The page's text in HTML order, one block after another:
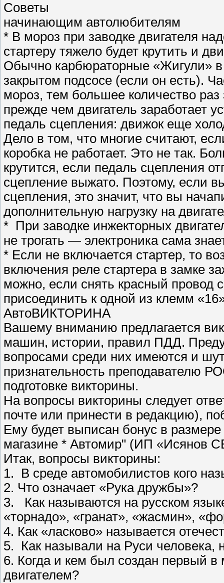
Советы
начинающим автолюбителям
* В мороз при заводке двигателя
стартеру тяжело будет крутить и
Обычно карбюраторные «Жигули»
закрытом подсосе (если он есть).
мороз, тем большее количество
прежде чем двигатель заработает
педаль сцепления: движок еще
Дело в том, что многие считают,
коробка не работает. Это не так.
крутится, если педаль сцепления
сцепление выжато. Поэтому, если
сцепления, это значит, что вы
дополнительную нагрузку на
* При заводке инжекторных
не трогать — электроника сама
* Если не включается стартер, то
включения реле стартера в замке
можно, если снять красный провод
присоединить к одной из клемм
АвтоВИКТОРИНА
Вашему вниманию предлагается
машин, истории, правил ПДД.
вопросами среди них имеются и
признательность преподавателю
подготовке викторины.
На вопросы викторины следует
почте или принести в редакцию),
Ему будет выписан бонус в
магазине * Автомир" (ИП «Исянов
Итак, вопросы викторины:
1. В среде автомобилистов кого
2. Что означает «Рука дружбы»?
3. Как называются на русском
«торнадо», «гранат», «жасмин»,
4. Как «ласково» называется
5. Как называли на Руси
6. Когда и кем был создан первый
двигателем?